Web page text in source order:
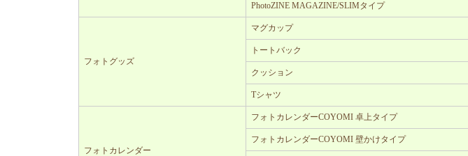
PhotoZINE MAGAZINE/SLIMタイプ
フォトグッズ
マグカップ
トートバック
クッション
Tシャツ
フォトカレンダー
フォトカレンダーCOYOMI 卓上タイプ
フォトカレンダーCOYOMI 壁かけタイプ